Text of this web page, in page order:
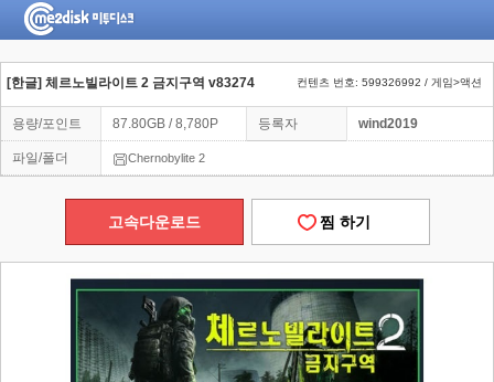
[한글] 체르노빌라이트 2 금지구역 v83274 컨텐츠 번호: 599326992 / 게임>액션
용량/포인트 87.80GB / 8,780P 등록자 wind2019
파일/폴더 Chernobylite 2
고속다운로드 찜 하기